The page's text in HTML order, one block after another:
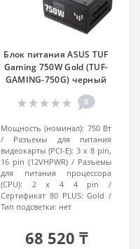
Блок питания ASUS TUF
Gaming 750W Gold (TUF-
GAMING-750G) черный
0
Мощность (номинал): 750 Вт
Разъемы для питания
видеокарты (PCI-E): 3 x 8 pin,
16 pin (12VHPWR)
Разъемы
для питания процессора
(CPU):
2 x 4 4 pin
Сертификат 80 PLUS: Gold
Тип подсветки: нет
68 520 ₸